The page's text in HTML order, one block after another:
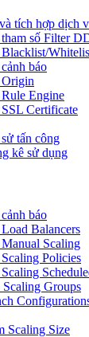
tích hợp dịch
số Filter
báo
Engine
Certificate
tấn công
kê sử dụng
báo
Balancers
Scaling
Policies
Groups
Scaling Size